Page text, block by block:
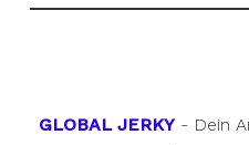
GLOBAL JERKY- Dein